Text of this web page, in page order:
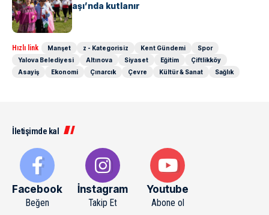
Hıdrellez, Subaşı’nda kutlanır
Hızlı link Manşet z - Kategorisiz Kent Gündemi
Spor
Yalova Belediyesi
Altınova Siyaset Eğitim
Çiftlikköy
Asayiş
Ekonomi Çınarcık Çevre Kültür & Sanat Sağlık
İletişimde kal
Facebook
Beğen
İnstagram
Takip Et
Youtube
Abone ol